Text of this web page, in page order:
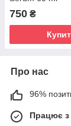
750 ₴
Про нас
96%
Працює з